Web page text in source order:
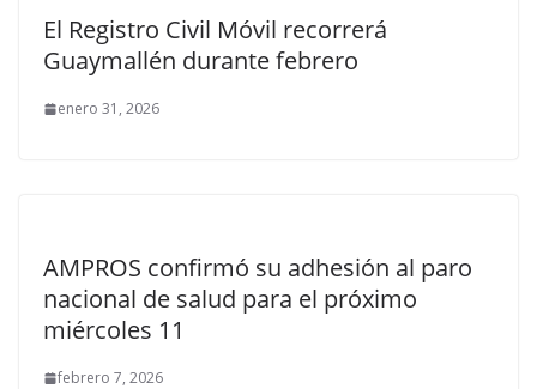
El Registro Civil Móvil recorrerá
Guaymallén durante febrero
enero 31, 2026
AMPROS confirmó su adhesión al paro
nacional de salud para el próximo
miércoles 11
febrero 7, 2026